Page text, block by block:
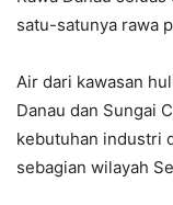
satu-satunya rawa
Air dari kawasan
Danau dan Sungai
kebutuhan industri
sebagian wilayah